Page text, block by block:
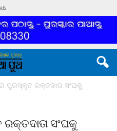
ପୁରସ୍କୃତ ରକ୍ତଦାତା ସଂଘକୁ
ସଂଘକୁ